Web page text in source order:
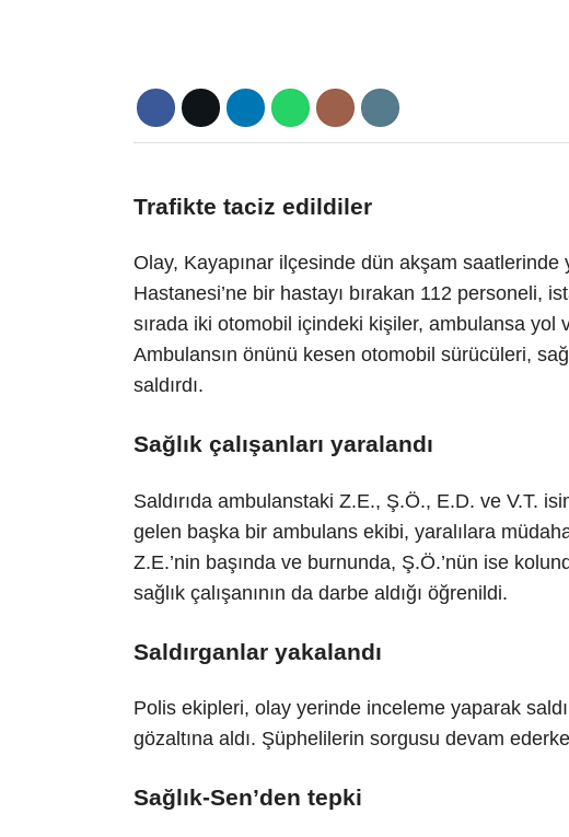
Trafikte taciz edildiler
Olay, Kayapınar ilçesinde dün akşam saatlerinde
Hastanesi’ne bir hastayı bırakan 112 personeli,
sırada iki otomobil içindeki kişiler, ambulansa
Ambulansın önünü kesen otomobil sürücüleri,
saldırdı.
Sağlık çalışanları yaralandı
Saldırıda ambulanstaki Z.E., Ş.Ö., E.D. ve V.T.
gelen başka bir ambulans ekibi, yaralılara
Z.E.’nin başında ve burnunda, Ş.Ö.’nün ise
sağlık çalışanının da darbe aldığı öğrenildi.
Saldırganlar yakalandı
Polis ekipleri, olay yerinde inceleme yaparak
gözaltına aldı. Şüphelilerin sorgusu devam
Sağlık-Sen’den tepki